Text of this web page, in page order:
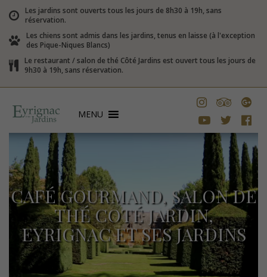
Les jardins sont ouverts tous les jours de 8h30 à 19h, sans
réservation.
Les chiens sont admis dans les jardins, tenus en laisse (à l'exception
des Pique-Niques Blancs)
Le restaurant / salon de thé Côté Jardins est ouvert tous les jours de
9h30 à 19h, sans réservation.
MENU
CAFÉ GOURMAND, SALON DE
THÉ COTÉ JARDIN,
EYRIGNAC ET SES JARDINS